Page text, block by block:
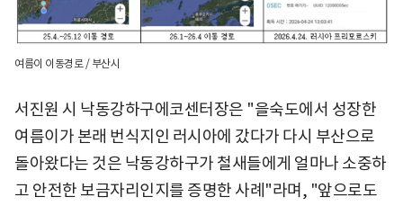
여름이 이동경로 / 부산시
서진원 시 낙동강하구에코센터장은 "을숙도에서 성장한
여름이가 본래 번식지인 러시아에 갔다가 다시 부산으로
돌아왔다는 것은 낙동강하구가 철새들에게 얼마나 소중하
고 안전한 보금자리인지를 증명한 사례"라며, "앞으로도